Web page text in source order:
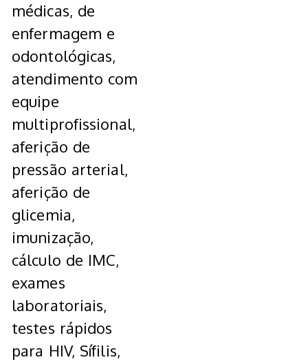
médicas, de
enfermagem e
odontológicas,
atendimento com
equipe
multiprofissional,
aferição de
pressão arterial,
aferição de
glicemia,
imunização,
cálculo de IMC,
exames
laboratoriais,
testes rápidos
para HIV, Sífilis,